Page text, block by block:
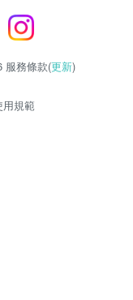
服務條款(更新)
規範